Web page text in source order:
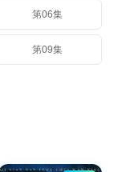
第06集
第09集